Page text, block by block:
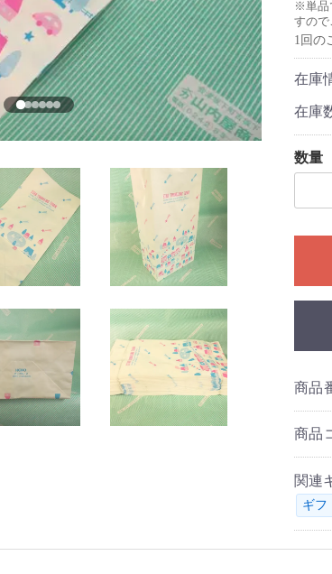
※単品
すので
1回の
在庫
在庫
数量
1個
商品
商品
関連
ギフ